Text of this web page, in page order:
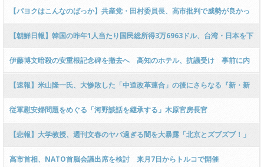
デマ」アンチ自民も「これは擁護できない！」と撤収 ｗｗｗｗｗｗｗｗｗｗ
ｗｗｗｗｗｗ
【パヨクはこんなのばっか】共産党・田村委員長、高市批判で威勢が良かっ
たのに辺野古の件を詰められ急にｼｭﾝとしてしまう
【朝鮮日報】韓国の昨年1人当たり国民総所得3万6963ドル、台湾・日本を下
回る
伊藤博文暗殺の安重根記念碑を撤去へ 高知のホテル、抗議受け 事前に内
容確認せずと説明
【速報】米山隆一氏、大惨敗した「中道改革連合」の後にさらなる『新・新
党』構想をぶち上げる「新党作って中道も公明も立憲も入る！」 ← 突っ込み
殺到 ｗｗｗｗｗｗｗｗｗ
従軍慰安婦問題をめぐる「河野談話を継承する」木原官房長官
【悲報】大学教授、週刊文春のヤバ過ぎる闇を大暴露「北京とズブズブ！」
「業績悪化で大量のお金渡してた！」ｗｗｗｗｗｗｗｗｗｗｗｗｗｗｗｗｗ
高市首相、NATO首脳会議出席を検討 来月7日からトルコで開催